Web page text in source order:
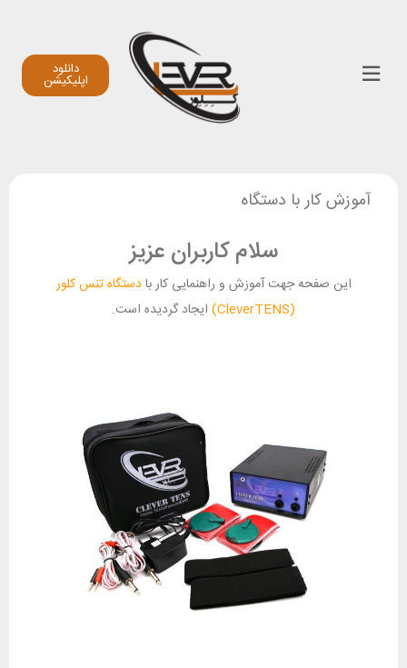
دانلود
اپلیکیشن
آموزش کار با دستگاه
سلام کاربران عزیز
این صفحه جهت آموزش و راهنمایی کار بادستگاه تنس کلور
(CleverTENS)
ایجاد گردیده است.